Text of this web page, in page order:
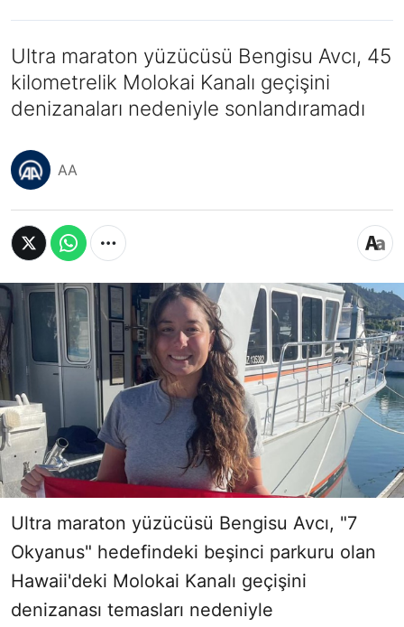
Ultra maraton yüzücüsü Bengisu Avcı, 45
kilometrelik Molokai Kanalı geçişini
denizanaları nedeniyle sonlandıramadı
AA
Ultra maraton yüzücüsü Bengisu Avcı, "7
Okyanus" hedefindeki beşinci parkuru olan
Hawaii'deki Molokai Kanalı geçişini
denizanası temasları nedeniyle